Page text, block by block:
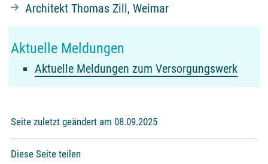
Architekt Thomas Zill, Weimar
Aktuelle Meldungen
Aktuelle Meldungen zum Versorgungswerk
Seite zuletzt geändert am 08.09.2025
Diese Seite teilen